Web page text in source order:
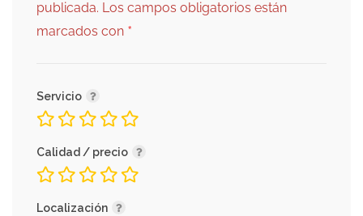
publicada. Los campos obligatorios están
marcados con *
Servicio
Calidad / precio
Localización